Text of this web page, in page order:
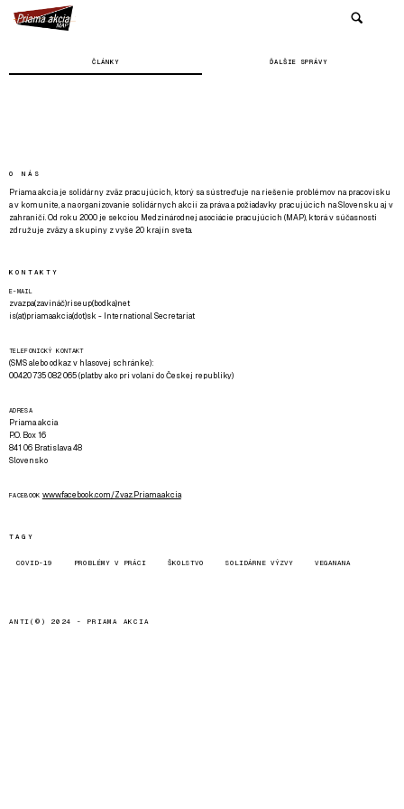
ČLÁNKY ĎALŠIE SPRÁVY
O NÁS
Priama akcia je solidárny zväz pracujúcich, ktorý sa sústreďuje na riešenie problémov na pracovisku
a v komunite, a na organizovanie solidárnych akcií za práva a požiadavky pracujúcich na Slovensku aj v
zahraničí. Od roku 2000 je sekciou Medzinárodnej asociácie pracujúcich (MAP), ktorá v súčasnosti
združuje zväzy a skupiny z vyše 20 krajín sveta.
KONTAKTY
E-MAIL
zvazpa(zavináč)riseup(bodka)net
is(at)priamaakcia(dot)sk - International Secretariat
TELEFONICKÝ KONTAKT
(SMS alebo odkaz v hlasovej schránke):
00420 735 082 065 (platby ako pri volaní do Českej republiky)
ADRESA
Priama akcia
P.O. Box 16
841 06 Bratislava 48
Slovensko
FACEBOOK www.facebook.com/Zvaz.Priama.akcia
TAGY
COVID-19 PROBLÉMY V PRÁCI ŠKOLSTVO SOLIDÁRNE VÝZVY VEGANANA
ANTI(©) 2024 - PRIAMA AKCIA